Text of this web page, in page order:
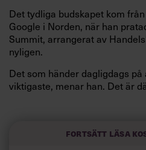
Det tydliga budskapet kom från
Google i Norden, när han
Summit, arrangerat av
nyligen.
Det som händer dagligdags
viktigaste, menar han. Det är
och höjt arbetsglädjen på
Fortsätt läsa